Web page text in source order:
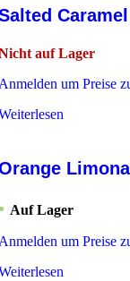
auf Lager
um Preise
Auf Lager
um Preise